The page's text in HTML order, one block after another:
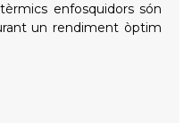
enfosquidors són
un rendiment òptim